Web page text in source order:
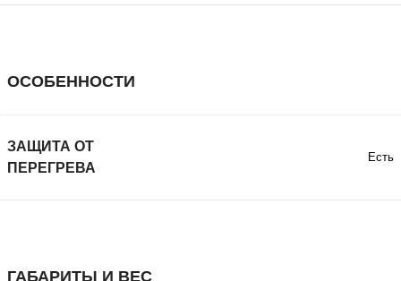
ОСОБЕННОСТИ
ЗАЩИТА ОТ
ПЕРЕГРЕВА
Есть
ГАБАРИТЫ И ВЕС